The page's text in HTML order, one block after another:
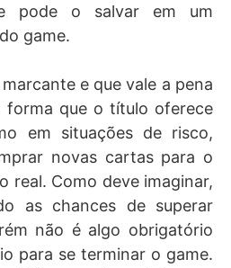
pode o salvar em um
game.
e que vale a pena
forma que o título oferece
em situações de risco,
novas cartas para o
real. Como deve imaginar,
as chances de superar
não é algo obrigatório
para se terminar o game.